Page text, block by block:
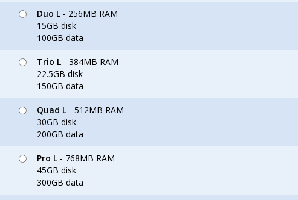
Duo L - 256MB RAM
15GB disk
100GB data
Trio L - 384MB RAM
22.5GB disk
150GB data
Quad L - 512MB RAM
30GB disk
200GB data
Pro L - 768MB RAM
45GB disk
300GB data